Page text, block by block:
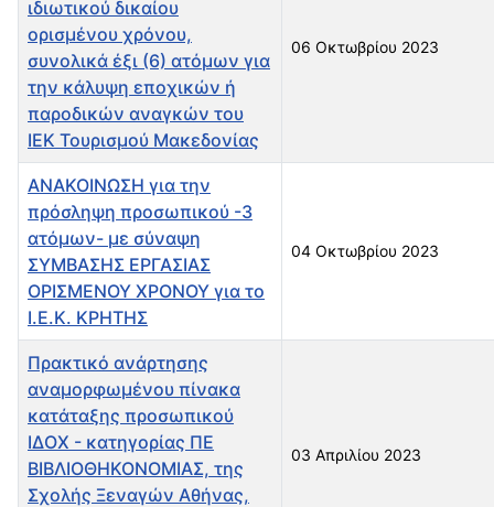
ιδιωτικού δικαίου
ορισμένου χρόνου,
συνολικά έξι (6) ατόμων για
την κάλυψη εποχικών ή
παροδικών αναγκών του
ΙΕΚ Τουρισμού Μακεδονίας
06 Οκτωβρίου 2023
ΑΝΑΚΟΙΝΩΣΗ για την
πρόσληψη προσωπικού -3
ατόμων- με σύναψη
ΣΥΜΒΑΣΗΣ ΕΡΓΑΣΙΑΣ
ΟΡΙΣΜΕΝΟΥ ΧΡΟΝΟΥ για το
Ι.Ε.Κ. ΚΡΗΤΗΣ
04 Οκτωβρίου 2023
Πρακτικό ανάρτησης
αναμορφωμένου πίνακα
κατάταξης προσωπικού
ΙΔΟΧ - κατηγορίας ΠΕ
ΒΙΒΛΙΟΘΗΚΟΝΟΜΙΑΣ, της
Σχολής Ξεναγών Αθήνας,
03 Απριλίου 2023